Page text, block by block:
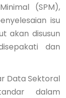
(SPM),
isu
akan disusun
dan
Data Sektoral
dalam